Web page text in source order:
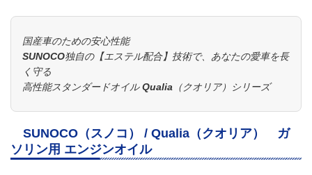
国産車のための安心性能
SUNOCO独自の【エステル配合】技術で、あなたの愛車を長
く守る
高性能スタンダードオイル Qualia（クオリア）シリーズ
SUNOCO（スノコ） / Qualia（クオリア） ガ
ソリン用 エンジンオイル